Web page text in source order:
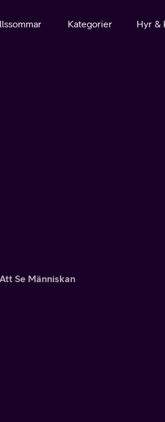
Kategorier Hyr &
Att Se Människan